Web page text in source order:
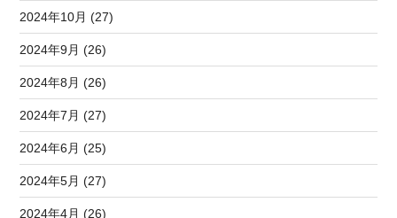
2024年10月 (27)
2024年9月 (26)
2024年8月 (26)
2024年7月 (27)
2024年6月 (25)
2024年5月 (27)
2024年4月 (26)